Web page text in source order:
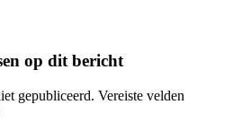
op dit bericht
gepubliceerd. Vereiste velden